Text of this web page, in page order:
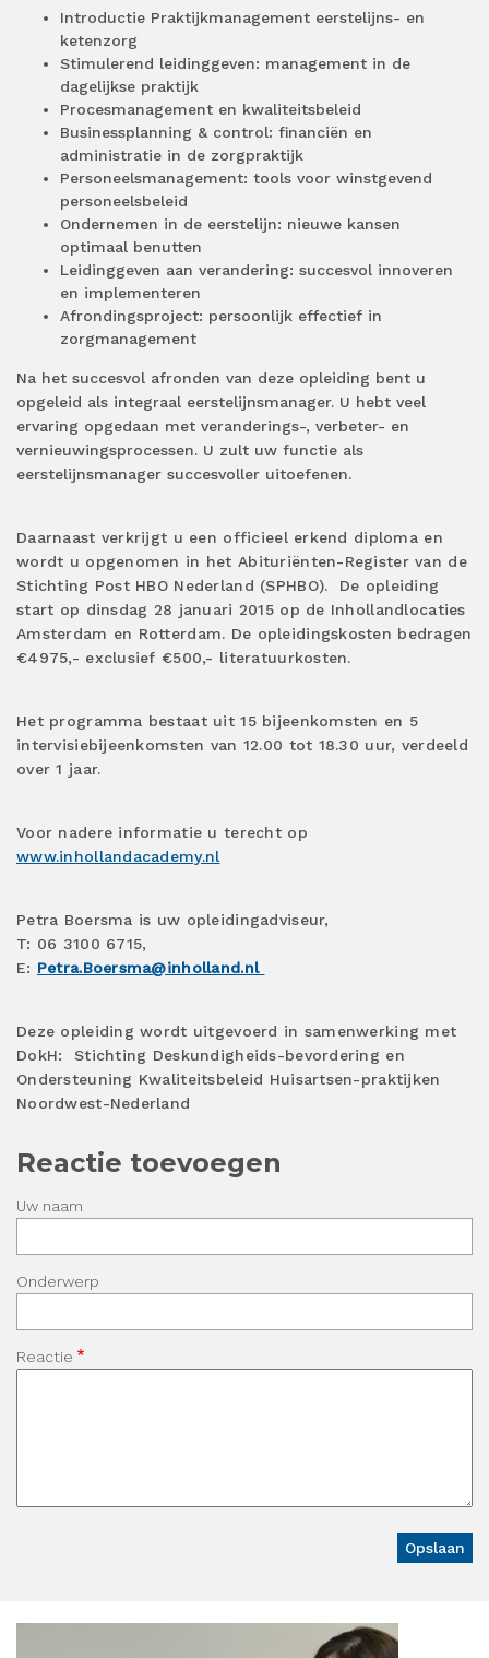
Introductie Praktijkmanagement eerstelijns- en
ketenzorg
Stimulerend leidinggeven: management in de
dagelijkse praktijk
Procesmanagement en kwaliteitsbeleid
Businessplanning & control: financiën en
administratie in de zorgpraktijk
Personeelsmanagement: tools voor winstgevend
personeelsbeleid
Ondernemen in de eerstelijn: nieuwe kansen
optimaal benutten
Leidinggeven aan verandering: succesvol innoveren
en implementeren
Afrondingsproject: persoonlijk effectief in
zorgmanagement
Na het succesvol afronden van deze opleiding bent u
opgeleid als integraal eerstelijnsmanager. U hebt veel
ervaring opgedaan met veranderings-, verbeter- en
vernieuwingsprocessen. U zult uw functie als
eerstelijnsmanager succesvoller uitoefenen.
Daarnaast verkrijgt u een officieel erkend diploma en
wordt u opgenomen in het Abituriënten-Register van de
Stichting Post HBO Nederland (SPHBO). De opleiding
start op dinsdag 28 januari 2015 op de Inhollandlocaties
Amsterdam en Rotterdam. De opleidingskosten bedragen
€4975,- exclusief €500,- literatuurkosten.
Het programma bestaat uit 15 bijeenkomsten en 5
intervisiebijeenkomsten van 12.00 tot 18.30 uur, verdeeld
over 1 jaar.
Voor nadere informatie u terecht op
www.inhollandacademy.nl
Petra Boersma is uw opleidingadviseur,
T: 06 3100 6715,
E: Petra.Boersma@inholland.nl
Deze opleiding wordt uitgevoerd in samenwerking met
DokH: Stichting Deskundigheids-bevordering en
Ondersteuning Kwaliteitsbeleid Huisartsen-praktijken
Noordwest-Nederland
Reactie toevoegen
Uw naam
Onderwerp
Reactie